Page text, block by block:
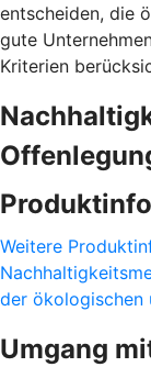
entscheiden, die
gute
Kriterien
Weitere
der ökologischen
Umgang